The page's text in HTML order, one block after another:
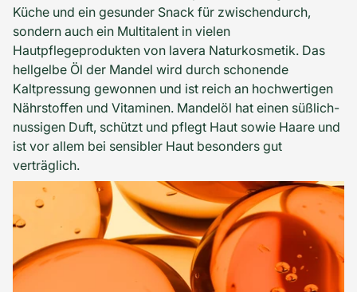
Küche und ein gesunder Snack für zwischendurch,
sondern auch ein Multitalent in vielen
Hautpflegeprodukten von lavera Naturkosmetik. Das
hellgelbe Öl der Mandel wird durch schonende
Kaltpressung gewonnen und ist reich an hochwertigen
Nährstoffen und Vitaminen. Mandelöl hat einen süßlich-
nussigen Duft, schützt und pflegt Haut sowie Haare und
ist vor allem bei sensibler Haut besonders gut
verträglich.